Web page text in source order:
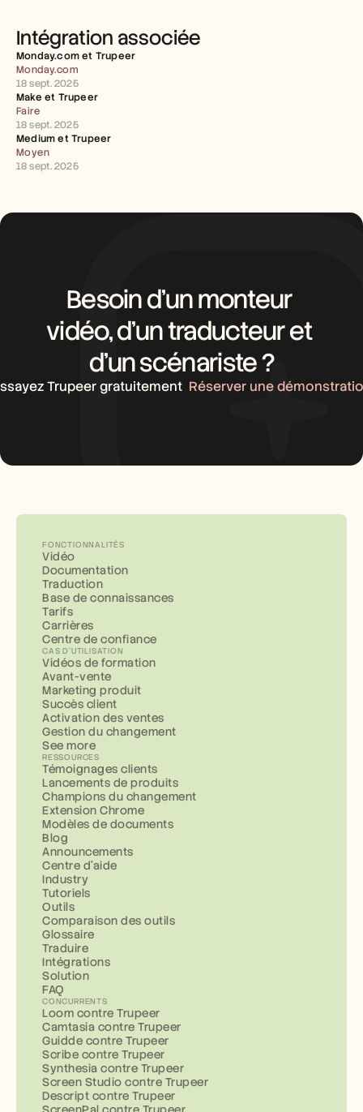
Intégration associée
Monday.com et Trupeer
Monday.com
18 sept. 2025
Make et Trupeer
Faire
18 sept. 2025
Medium et Trupeer
Moyen
18 sept. 2025
Besoin d’un monteur
vidéo, d’un traducteur et
d’un scénariste ?
Trupeer gratuitement Réserver une
FONCTIONNALITÉS
Vidéo
Documentation
Traduction
Base de connaissances
Tarifs
Carrières
Centre de confiance
CAS D'UTILISATION
Vidéos de formation
Avant-vente
Marketing produit
Succès client
Activation des ventes
Gestion du changement
See more
RESSOURCES
Témoignages clients
Lancements de produits
Champions du changement
Extension Chrome
Modèles de documents
Blog
Announcements
Centre d'aide
Industry
Tutoriels
Outils
Comparaison des outils
Glossaire
Traduire
Intégrations
Solution
FAQ
CONCURRENTS
Loom contre Trupeer
Camtasia contre Trupeer
Guidde contre Trupeer
Scribe contre Trupeer
Synthesia contre Trupeer
Screen Studio contre Trupeer
Descript contre Trupeer
Carrières